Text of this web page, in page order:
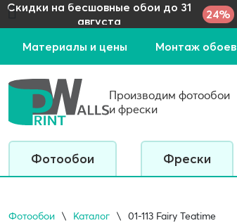
Скидки на бесшовные обои до 31
августа
24%
Материалы и цены Монтаж обоев
Производим фотообои
и фрески
Фотообои Фрески
Фотообои Каталог 01-113 Fairy Teatime